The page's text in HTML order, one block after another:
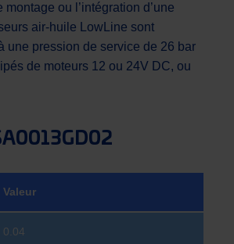
ou l’intégration d’une
air-huile LowLine sont
une pression de service de 26 bar
de moteurs 12 ou 24V DC, ou
Valeur
0.04